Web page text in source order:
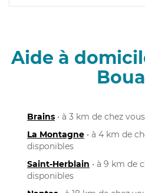
Aide à
Brains • à 3 km de chez
La Montagne • à 4 km de
disponibles
Saint-Herblain • à 9 km de
disponibles